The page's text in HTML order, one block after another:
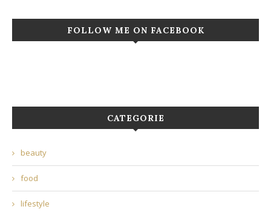
FOLLOW ME ON FACEBOOK
CATEGORIE
beauty
food
lifestyle